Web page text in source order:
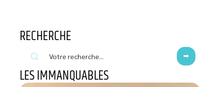
RECHERCHE
LES IMMANQUABLES